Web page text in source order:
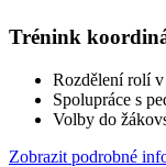
Trénink
Rozdělení rolí v
Spolupráce s
Volby do
Zobrazit podrobné